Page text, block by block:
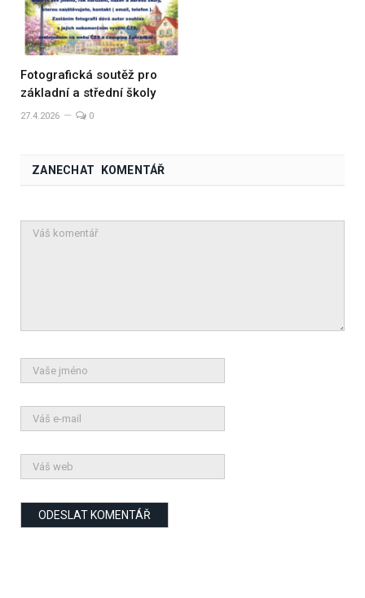
Fotografická soutěž pro
základní a střední školy
27.4.2026 0
ZANECHAT KOMENTÁŘ